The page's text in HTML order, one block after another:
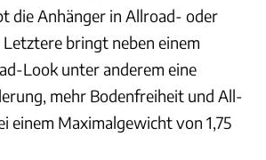
die Anhänger in Allroad- oder
bringt neben einem
Look unter anderem eine
mehr Bodenfreiheit und All-
einem Maximalgewicht von 1,75